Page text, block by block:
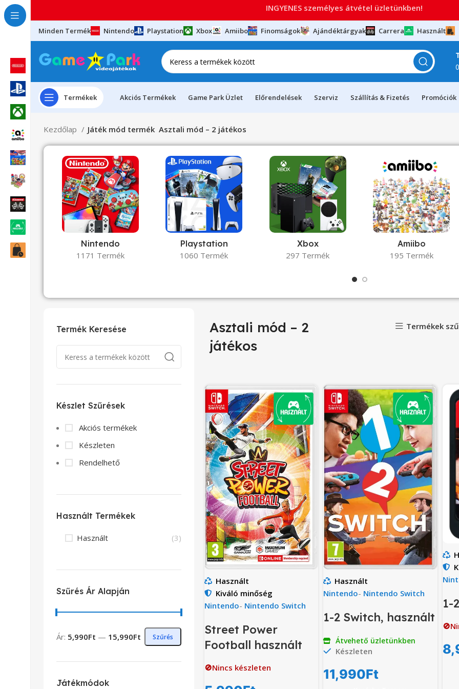
Minden Termék Nintendo Playstation Xbox Amiibo Finomságok Ajándéktárgyak Carrera Használt
Termékek Akciós Termékek Game Park Üzlet Előrendelések Szerviz Szállítás & Fizetés Promóciók
Kezdőlap Játék mód termék Asztali mód – 2 játékos
Nintendo
1171 Termék
Playstation
1060 Termék
Xbox
297 Termék
Amiibo
195 Termék
Termék Keresése
Készlet Szűrések
Akciós termékek
Készleten
Rendelhető
Használt Termékek
Használt (3)
Szűrés Ár Alapján
Szűrés
Ár: 5,990Ft — 15,990Ft
Játékmódok
Asztali mód – 2
játékos
Termékek
Használt
Kiváló minőség
Nintendo- Nintendo Switch
Street Power
Football használt
🚫Nincs készleten
Használt
Nintendo- Nintendo Switch
1-2 Switch, használt
Átvehető üzletünkben
Készleten
11,990Ft
1-
INGYENES személyes átvétel üzletünkben!